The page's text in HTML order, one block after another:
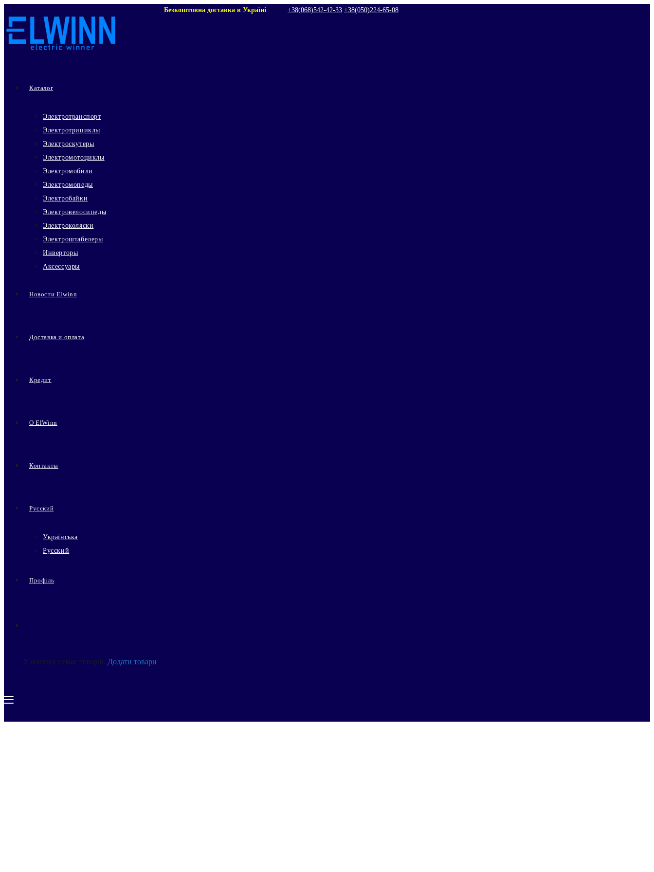
содержимому
Безкоштовна доставка в Україні +38(068)542‑42‑33 +38(050)224‑65‑08
Каталог
Электротранспорт
Электротрициклы
Электроскутеры
Электромотоциклы
Электромобили
Электромопеды
Электробайки
Электровелосипеды
Электроколяски
Электроштабелеры
Инверторы
Аксессуары
Новости Elwinn
Доставка и оплата
Кредит
О ElWinn
Контакты
Русский
Українська
Русский
Профіль
У кошику немає товарів. Додати товари